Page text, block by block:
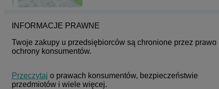
INFORMACJE PRAWNE
Twoje zakupy u przedsiębiorców są chronione przez prawo
ochrony konsumentów.
Przeczytaj o prawach konsumentów, bezpieczeństwie
przedmiotów i wiele więcej.